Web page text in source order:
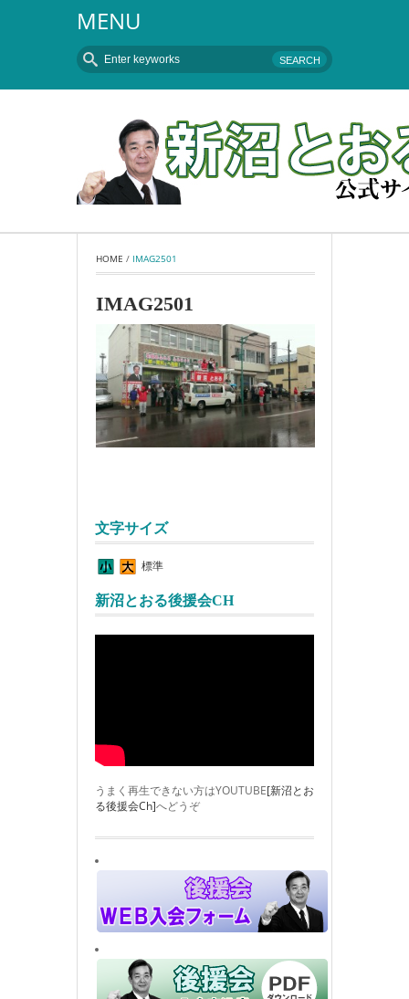
MENU
HOME / IMAG2501
IMAG2501
文字サイズ
標準
新沼とおる後援会CH
うまく再生できない方はYOUTUBE[新沼とお
る後援会Ch]へどうぞ